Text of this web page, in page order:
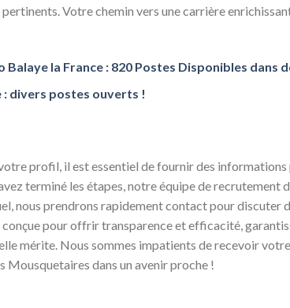
Votre chemin vers une carrière
Balaye la France : 820 Postes Disponibles dans
: divers postes ouverts !
profil, il est essentiel de fournir des informations
terminé les étapes, notre équipe de recrutement
nous prendrons rapidement contact pour discuter
pour offrir transparence et efficacité,
mérite. Nous sommes impatients de recevoir
Mousquetaires dans un avenir proche !